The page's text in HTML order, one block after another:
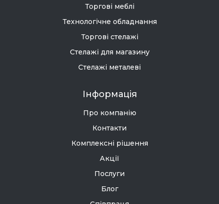
Торгові меблі
Технологічне обладнання
Торгові стелажі
Стелажі для магазину
Стелажі металеві
Інформація
Про компанію
Контакти
Комплексні рішення
Акції
Послуги
Блог